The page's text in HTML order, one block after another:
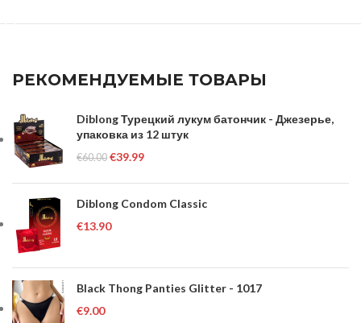
РЕКОМЕНДУЕМЫЕ ТОВАРЫ
Diblong Турецкий лукум батончик - Джезерье,
упаковка из 12 штук
€60.00 €39.99
Diblong Condom Classic
€13.90
Black Thong Panties Glitter - 1017
€9.00